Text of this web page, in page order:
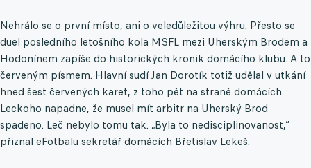
Nehrálo se o první místo, ani o veledůležitou výhru. Přesto se
duel posledního letošního kola MSFL mezi Uherským Brodem a
Hodonínem zapíše do historických kronik domácího klubu. A to
červeným písmem. Hlavní sudí Jan Dorotík totiž udělal v utkání
hned šest červených karet, z toho pět na straně domácích.
Leckoho napadne, že musel mít arbitr na Uherský Brod
spadeno. Leč nebylo tomu tak. „Byla to nedisciplinovanost,“
přiznal eFotbalu sekretář domácích Břetislav Lekeš.